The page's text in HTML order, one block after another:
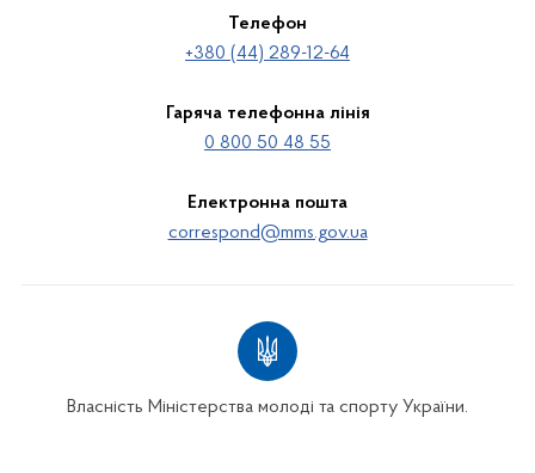
Телефон
+380 (44) 289-12-64
Гаряча телефонна лінія
0 800 50 48 55
Електронна пошта
correspond@mms.gov.ua
Власність Міністерства молоді та спорту України.